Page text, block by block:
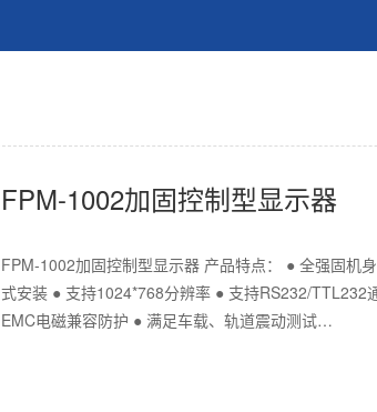
FPM-1002加固控制型显示器
FPM-1002加固控制型显示器 产品特点： ● 全强固机
式安装 ● 支持1024*768分辨率 ● 支持RS232/TTL232
EMC电磁兼容防护 ● 满足车载、轨道震动测试…